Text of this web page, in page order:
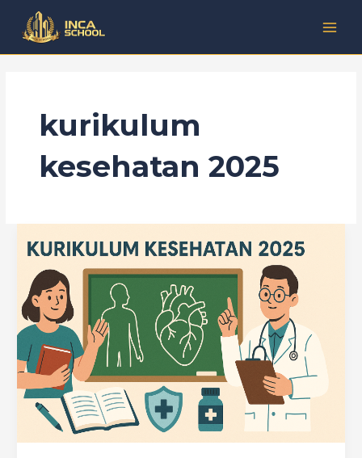
konten
kurikulum
kesehatan 2025
Kesehatan
2025:
Tips
&
Pengalaman
Hadapi
Perubahan
Kategori